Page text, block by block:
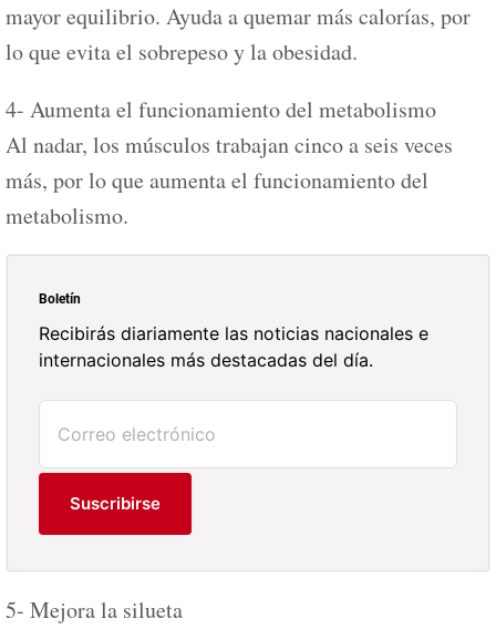
mayor equilibrio. Ayuda a quemar más calorías, por
lo que evita el sobrepeso y la obesidad.
4- Aumenta el funcionamiento del metabolismo
Al nadar, los músculos trabajan cinco a seis veces
más, por lo que aumenta el funcionamiento del
metabolismo.
Boletín
Recibirás diariamente las noticias nacionales e
internacionales más destacadas del día.
Suscribirse
5- Mejora la silueta